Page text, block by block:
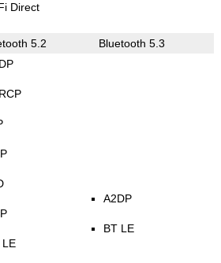
Direct
5.2 Bluetooth 5.3
LE
A2DP
BT LE